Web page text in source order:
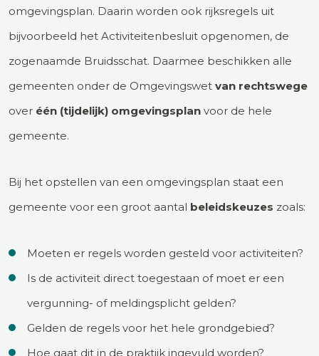
omgevingsplan. Daarin worden ook rijksregels uit
bijvoorbeeld het Activiteitenbesluit opgenomen, de
zogenaamde Bruidsschat. Daarmee beschikken alle
gemeenten onder de Omgevingswet van rechtswege
over één (tijdelijk) omgevingsplan voor de hele
gemeente.
Bij het opstellen van een omgevingsplan staat een
gemeente voor een groot aantal beleidskeuzes zoals:
Moeten er regels worden gesteld voor activiteiten?
Is de activiteit direct toegestaan of moet er een
vergunning- of meldingsplicht gelden?
Gelden de regels voor het hele grondgebied?
Hoe gaat dit in de praktijk ingevuld worden?